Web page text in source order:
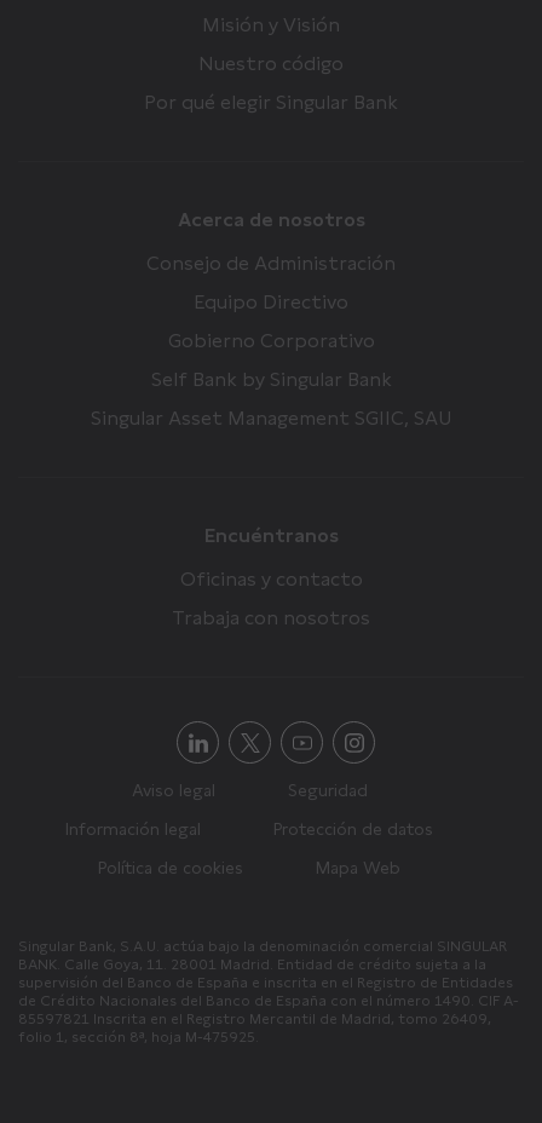
Misión y Visión
Nuestro código
Por qué elegir Singular Bank
Acerca de nosotros
Consejo de Administración
Equipo Directivo
Gobierno Corporativo
Self Bank by Singular Bank
Singular Asset Management SGIIC, SAU
Encuéntranos
Oficinas y contacto
Trabaja con nosotros
Aviso legal
Seguridad
Información legal
Protección de datos
Política de cookies
Mapa Web
Singular Bank, S.A.U. actúa bajo la denominación comercial SINGULAR
BANK. Calle Goya, 11. 28001 Madrid. Entidad de crédito sujeta a la
supervisión del Banco de España e inscrita en el Registro de Entidades
de Crédito Nacionales del Banco de España con el número 1490. CIF A-
85597821 Inscrita en el Registro Mercantil de Madrid, tomo 26409,
folio 1, sección 8ª, hoja M-475925.